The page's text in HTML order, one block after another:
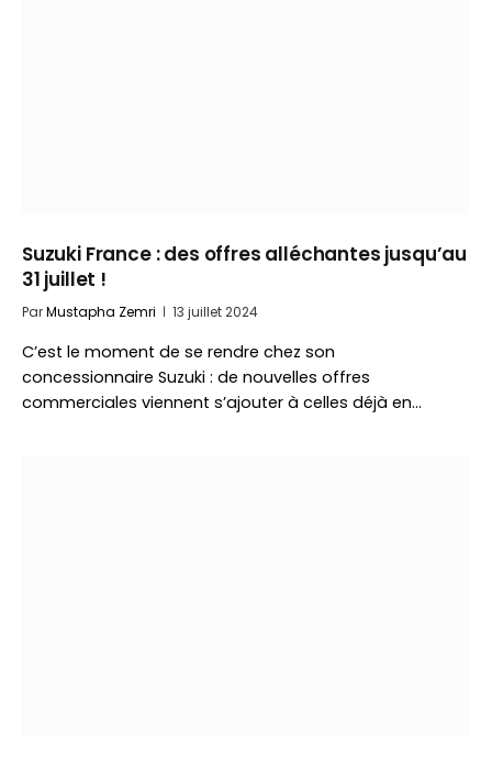
Suzuki France : des offres alléchantes jusqu’au
31 juillet !
ParMustapha Zemri 13 juillet 2024
C’est le moment de se rendre chez son
concessionnaire Suzuki : de nouvelles offres
commerciales viennent s’ajouter à celles déjà en…